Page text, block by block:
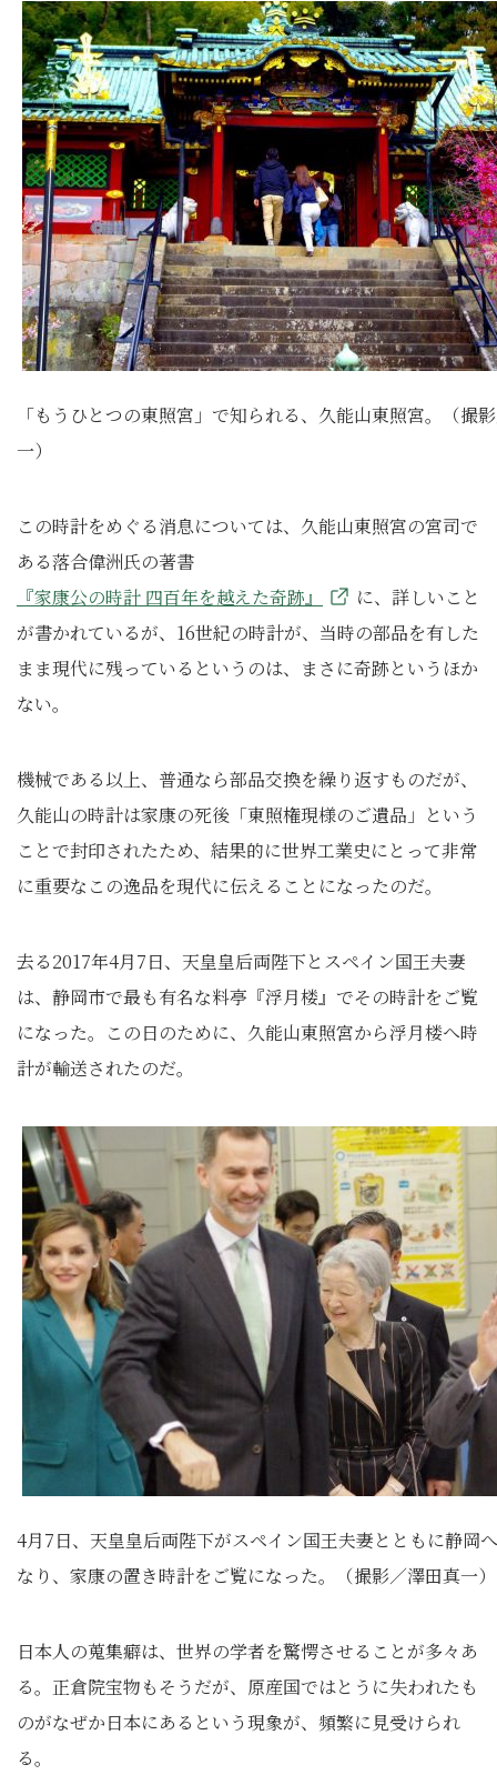
「もうひとつの東照宮」で知られる、久能山東照宮。（撮
一）
この時計をめぐる消息については、久能山東照宮の宮司で
ある落合偉洲氏の著書
『家康公の時計 四百年を越えた奇跡』
に、詳しいこと
が書かれているが、16世紀の時計が、当時の部品を有した
まま現代に残っているというのは、まさに奇跡というほか
ない。
機械である以上、普通なら部品交換を繰り返すものだが、
久能山の時計は家康の死後「東照権現様のご遺品」という
ことで封印されたため、結果的に世界工業史にとって非常
に重要なこの逸品を現代に伝えることになったのだ。
去る2017年4月7日、天皇皇后両陛下とスペイン国王夫妻
は、静岡市で最も有名な料亭『浮月楼』でその時計をご覧
になった。この日のために、久能山東照宮から浮月楼へ時
計が輸送されたのだ。
4月7日、天皇皇后両陛下がスペイン国王夫妻とともに静岡
なり、家康の置き時計をご覧になった。（撮影／澤田真一）
日本人の蒐集癖は、世界の学者を驚愕させることが多々あ
る。正倉院宝物もそうだが、原産国ではとうに失われたも
のがなぜか日本にあるという現象が、頻繁に見受けられ
る。